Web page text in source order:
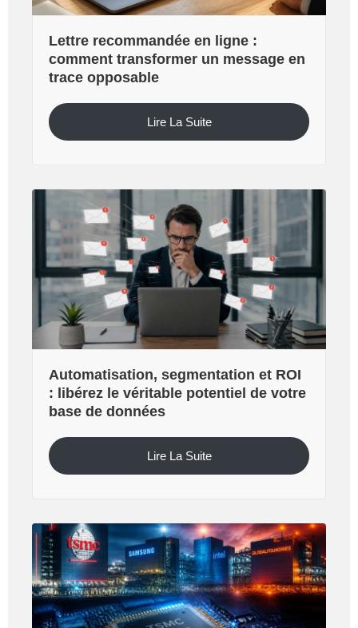
Lettre recommandée en ligne :
comment transformer un message en
trace opposable
Lire La Suite
Automatisation, segmentation et ROI
: libérez le véritable potentiel de votre
base de données
Lire La Suite